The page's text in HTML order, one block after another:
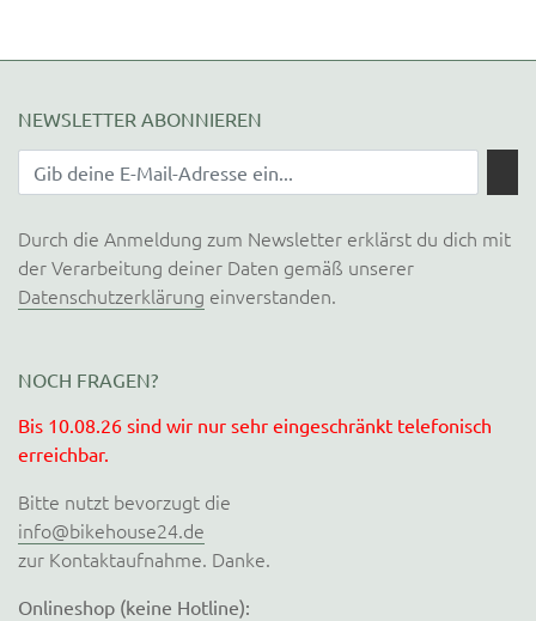
NEWSLETTER ABONNIEREN
Durch die Anmeldung zum Newsletter erklärst du dich mit
der Verarbeitung deiner Daten gemäß unserer
Datenschutzerklärung einverstanden.
NOCH FRAGEN?
Bis 10.08.26 sind wir nur sehr eingeschränkt telefonisch
erreichbar.
Bitte nutzt bevorzugt die
info@bikehouse24.de
zur Kontaktaufnahme. Danke.
Onlineshop (keine Hotline):